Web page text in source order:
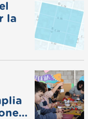
la